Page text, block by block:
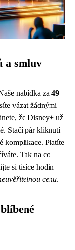
a smluv
nabídka za 49
vázat žádnými
že Disney+ už
Stačí pár kliknutí
komplikace. Platíte
Tak na co
si tisíce hodin
cenu.